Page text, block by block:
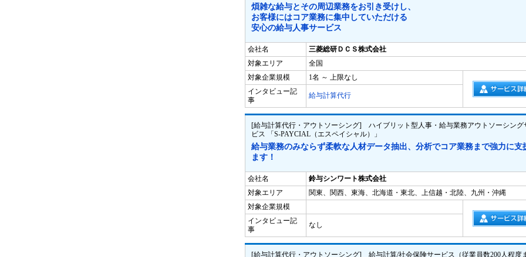
煩雑な給与とその周辺業務をお引き受けし、
お客様にはコア業務に集中していただける
安心の給与人事サービス
会社名
三菱総研ＤＣＳ株式会社
対象エリア
全国
対象企業規模
1名 ～ 上限なし
インタビュー記
事
給与計算代行
[給与計算代行・アウトソーシング] ハイブリット型人事・給与業務アウトソーシング
ビス 「S-PAYCIAL（エスペイシャル）」
給与業務のみならず柔軟な人材データ抽出、分析でコア業務まで強力に支
ます！
会社名
鈴与シンワート株式会社
対象エリア
関東、関西、東海、北海道・東北、上信越・北陸、九州・沖縄
対象企業規模
インタビュー記
事
なし
[給与計算代行・アウトソーシング] 給与計算/社会保険サービス（従業員数200人程度